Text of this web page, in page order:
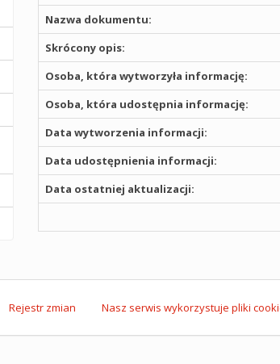
Nazwa dokumentu:
Skrócony opis:
Osoba, która wytworzyła informację:
Osoba, która udostępnia informację:
Data wytworzenia informacji:
Data udostępnienia informacji:
Data ostatniej aktualizacji:
Rejestr zmian Nasz serwis wykorzystuje pliki